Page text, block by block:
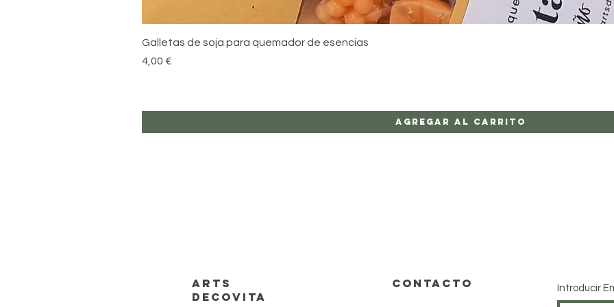
Galletas de soja para quemador de esencias
Precio
4,00 €
Agregar al carrito
ARTS
DECOVITA
CONTACTO Introducir